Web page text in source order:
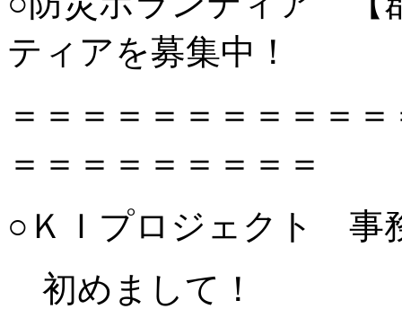
ティアを募集中！
＝＝＝＝＝＝＝＝＝＝
＝＝＝＝＝＝＝＝＝
○ＫＩプロジェクト 事
初めまして！